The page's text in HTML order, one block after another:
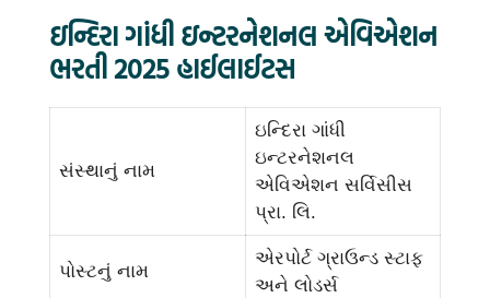
ઇન્દિરા ગાંધી ઇન્ટરનેશનલ એવિએશન
ભરતી 2025 હાઈલાઈટસ
સંસ્થાનું નામ
ઇન્દિરા ગાંધી
ઇન્ટરનેશનલ
એવિએશન સર્વિસીસ
પ્રા. લિ.
પોસ્ટનું નામ
એરપોર્ટ ગ્રાઉન્ડ સ્ટાફ
અને લોડર્સ